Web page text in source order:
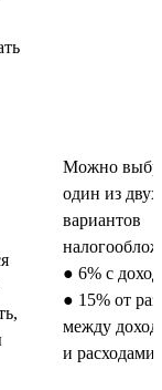
Можно
один из двух
вариантов
● 6% с
● 15% от
между
и расходами